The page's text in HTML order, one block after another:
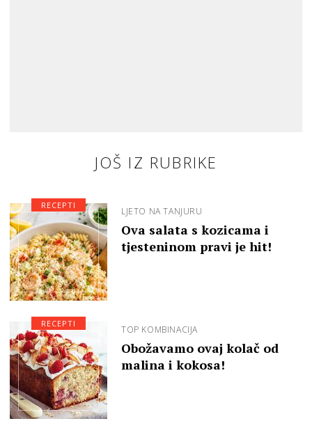
JOŠ IZ RUBRIKE
LJETO NA TANJURU
Ova salata s kozicama i
tjesteninom pravi je hit!
RECEPTI
TOP KOMBINACIJA
Obožavamo ovaj kolač od
malina i kokosa!
RECEPTI